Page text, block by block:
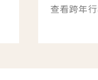
查看跨年